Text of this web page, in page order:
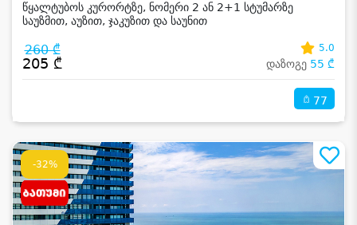
წყალტუბოს კურორტზე, ნომერი 2 ან 2+1 სტუმარზე
საუზმით, აუზით, ჯაკუზით და საუნით
260 ₾
205 ₾
5.0
დაზოგე 55 ₾
77
-32%